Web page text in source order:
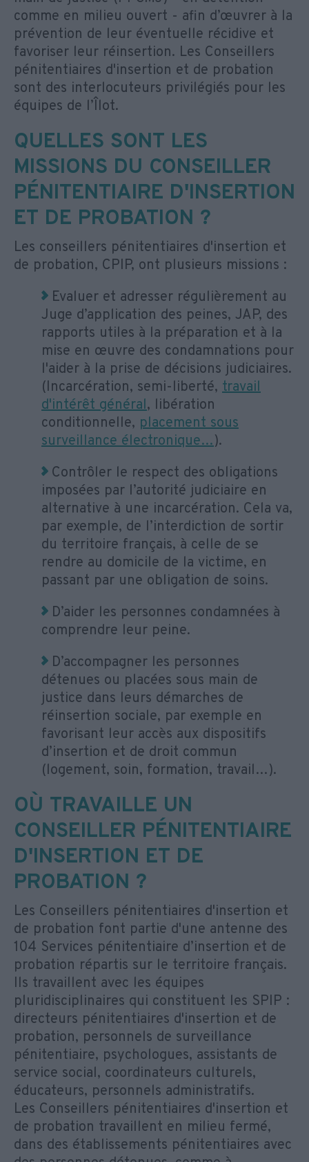
comme en milieu ouvert - afin d’œuvrer à la
prévention de leur éventuelle récidive et
favoriser leur réinsertion. Les Conseillers
pénitentiaires d'insertion et de probation
sont des interlocuteurs privilégiés pour les
équipes de l’Îlot.
QUELLES SONT LES
MISSIONS DU CONSEILLER
PÉNITENTIAIRE D'INSERTION
ET DE PROBATION ?
Les conseillers pénitentiaires d'insertion et
de probation, CPIP, ont plusieurs missions :
Evaluer et adresser régulièrement au
Juge d’application des peines, JAP, des
rapports utiles à la préparation et à la
mise en œuvre des condamnations pour
l'aider à la prise de décisions judiciaires.
(Incarcération, semi-liberté, travail
d'intérêt général, libération
conditionnelle, placement sous
surveillance électronique…).
Contrôler le respect des obligations
imposées par l’autorité judiciaire en
alternative à une incarcération. Cela va,
par exemple, de l’interdiction de sortir
du territoire français, à celle de se
rendre au domicile de la victime, en
passant par une obligation de soins.
D’aider les personnes condamnées à
comprendre leur peine.
D’accompagner les personnes
détenues ou placées sous main de
justice dans leurs démarches de
réinsertion sociale, par exemple en
favorisant leur accès aux dispositifs
d’insertion et de droit commun
(logement, soin, formation, travail…).
OÙ TRAVAILLE UN
CONSEILLER PÉNITENTIAIRE
D'INSERTION ET DE
PROBATION ?
Les Conseillers pénitentiaires d'insertion et
de probation font partie d'une antenne des
104 Services pénitentiaire d’insertion et de
probation répartis sur le territoire français.
Ils travaillent avec les équipes
pluridisciplinaires qui constituent les SPIP :
directeurs pénitentiaires d'insertion et de
probation, personnels de surveillance
pénitentiaire, psychologues, assistants de
service social, coordinateurs culturels,
éducateurs, personnels administratifs.
Les Conseillers pénitentiaires d'insertion et
de probation travaillent en milieu fermé,
dans des établissements pénitentiaires avec